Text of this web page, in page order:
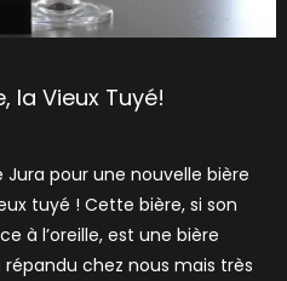
la Vieux Tuyé!
Jura pour une nouvelle bière
tuyé ! Cette bière, si son
à l’oreille, est une bière
chez nous mais très